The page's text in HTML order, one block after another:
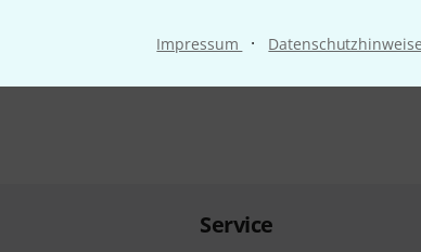
Impressum · Datenschutzhinweise
anmelden“ stimmen Sie dem Erhalt von E-Mail-Werbung und
zu. Die Abmeldung ist jederzeit möglich. Weitere
Service